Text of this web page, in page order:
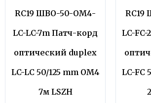
RC19 ШВО-50-OM4-
LC-LC-7m Патч-корд
оптический duplex
LC-LC 50/125 mm OM4
7м LSZH
RC19
LC-
LC-FC